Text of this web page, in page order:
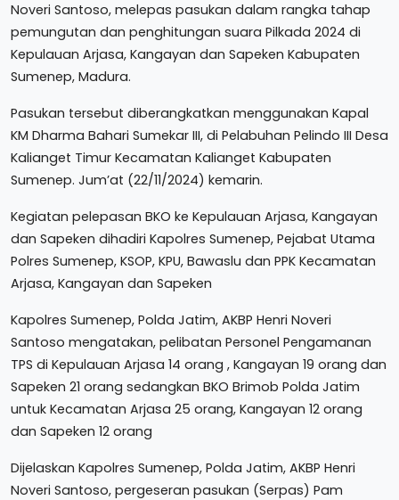
Noveri Santoso, melepas pasukan dalam rangka tahap
pemungutan dan penghitungan suara Pilkada 2024 di
Kepulauan Arjasa, Kangayan dan Sapeken Kabupaten
Sumenep, Madura.
Pasukan tersebut diberangkatkan menggunakan Kapal
KM Dharma Bahari Sumekar III, di Pelabuhan Pelindo III Desa
Kalianget Timur Kecamatan Kalianget Kabupaten
Sumenep. Jum’at (22/11/2024) kemarin.
Kegiatan pelepasan BKO ke Kepulauan Arjasa, Kangayan
dan Sapeken dihadiri Kapolres Sumenep, Pejabat Utama
Polres Sumenep, KSOP, KPU, Bawaslu dan PPK Kecamatan
Arjasa, Kangayan dan Sapeken
Kapolres Sumenep, Polda Jatim, AKBP Henri Noveri
Santoso mengatakan, pelibatan Personel Pengamanan
TPS di Kepulauan Arjasa 14 orang , Kangayan 19 orang dan
Sapeken 21 orang sedangkan BKO Brimob Polda Jatim
untuk Kecamatan Arjasa 25 orang, Kangayan 12 orang
dan Sapeken 12 orang
Dijelaskan Kapolres Sumenep, Polda Jatim, AKBP Henri
Noveri Santoso, pergeseran pasukan (Serpas) Pam